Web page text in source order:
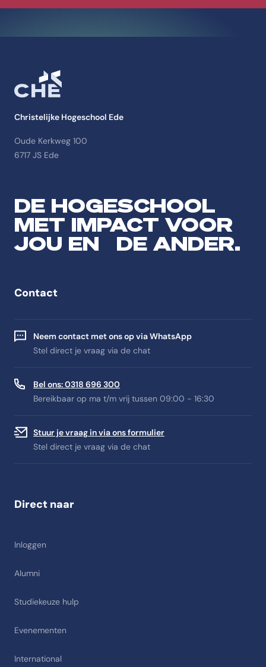
Christelijke Hogeschool Ede
Oude Kerkweg 100
6717 JS Ede
DE HOGESCHOOL
MET IMPACT VOOR
JOU EN DE ANDER.
Contact
Neem contact met ons op via WhatsApp
Stel direct je vraag via de chat
Bel ons: 0318 696 300
Bereikbaar op ma t/m vrij tussen 09:00 - 16:30
Stuur je vraag in via ons formulier
Stel direct je vraag via de chat
Direct naar
Inloggen
Alumni
Studiekeuze hulp
Evenementen
International